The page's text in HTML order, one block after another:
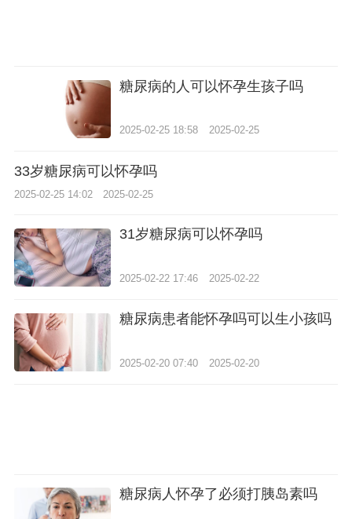
糖尿病的人可以怀孕生孩子吗
2025-02-25 18:58 2025-02-25
33岁糖尿病可以怀孕吗
2025-02-25 14:02 2025-02-25
31岁糖尿病可以怀孕吗
2025-02-22 17:46 2025-02-22
糖尿病患者能怀孕吗可以生小孩吗
2025-02-20 07:40 2025-02-20
糖尿病人怀孕了必须打胰岛素吗